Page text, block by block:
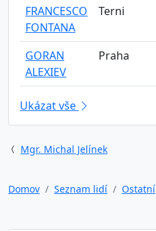
FRANCESCO
FONTANA
Terni
GORAN
ALEXIEV
Praha
Ukázat vše
Mgr. Michal Jelínek
Domov
Seznam lidí Ostatní